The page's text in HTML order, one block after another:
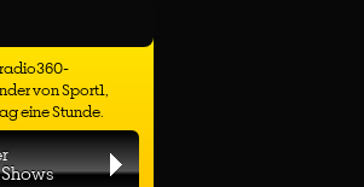
von Sport1,
eine Stunde.